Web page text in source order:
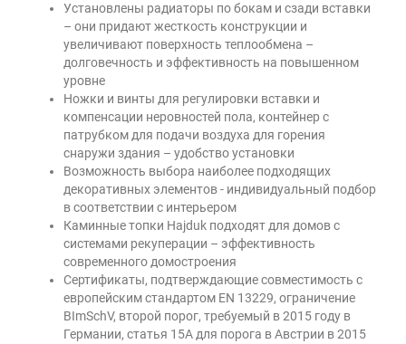
Установлены радиаторы по бокам и сзади вставки
– они придают жесткость конструкции и
увеличивают поверхность теплообмена –
долговечность и эффективность на повышенном
уровне
Ножки и винты для регулировки вставки и
компенсации неровностей пола, контейнер с
патрубком для подачи воздуха для горения
снаружи здания – удобство установки
Возможность выбора наиболее подходящих
декоративных элементов - индивидуальный подбор
в соответствии с интерьером
Каминные топки Hajduk подходят для домов с
системами рекуперации – эффективность
современного домостроения
Сертификаты, подтверждающие совместимость с
европейским стандартом EN 13229, ограничение
BImSchV, второй порог, требуемый в 2015 году в
Германии, статья 15A для порога в Австрии в 2015